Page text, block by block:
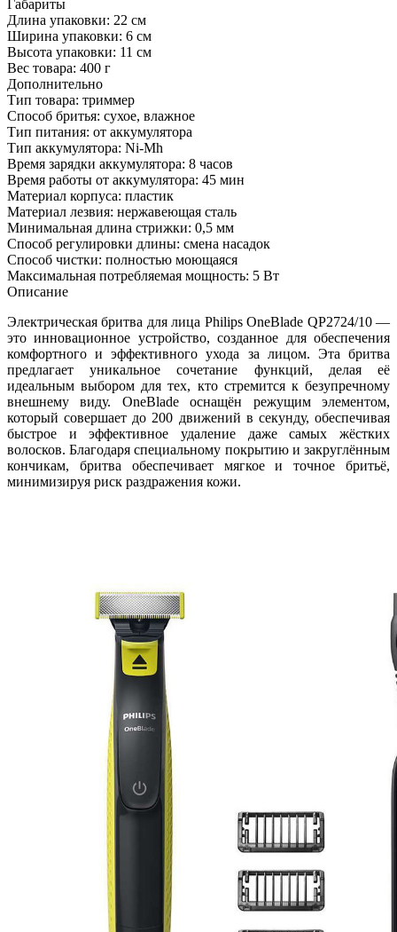
Габариты
Длина упаковки: 22 см
Ширина упаковки: 6 см
Высота упаковки: 11 см
Вес товара: 400 г
Дополнительно
Тип товара: триммер
Способ бритья: сухое, влажное
Тип питания: от аккумулятора
Тип аккумулятора: Ni-Mh
Время зарядки аккумулятора: 8 часов
Время работы от аккумулятора: 45 мин
Материал корпуса: пластик
Материал лезвия: нержавеющая сталь
Минимальная длина стрижки: 0,5 мм
Способ регулировки длины: смена насадок
Способ чистки: полностью моющаяся
Максимальная потребляемая мощность: 5 Вт
Описание
Электрическая бритва для лица Philips OneBlade QP2724/10 —
это инновационное устройство, созданное для обеспечения
комфортного и эффективного ухода за лицом. Эта бритва
предлагает уникальное сочетание функций, делая её
идеальным выбором для тех, кто стремится к безупречному
внешнему виду. OneBlade оснащён режущим элементом,
который совершает до 200 движений в секунду, обеспечивая
быстрое и эффективное удаление даже самых жёстких
волосков. Благодаря специальному покрытию и закруглённым
кончикам, бритва обеспечивает мягкое и точное бритьё,
минимизируя риск раздражения кожи.